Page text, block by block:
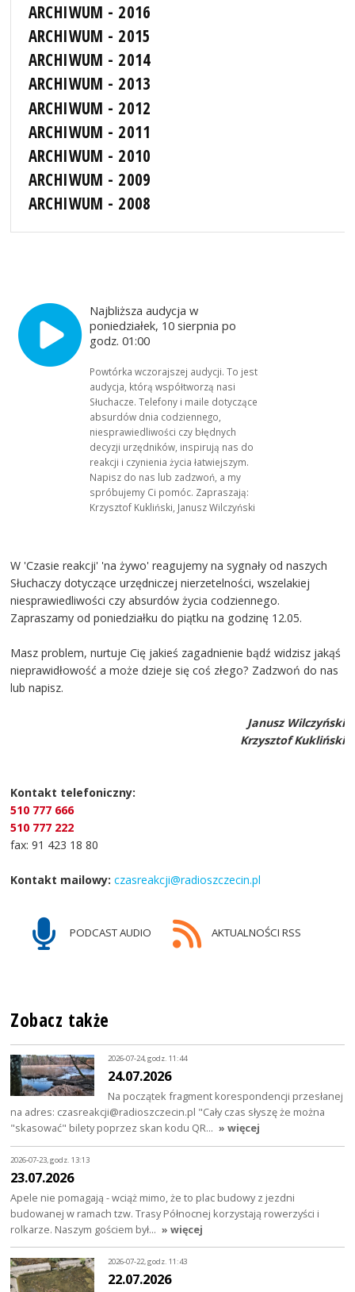
ARCHIWUM - 2016
ARCHIWUM - 2015
ARCHIWUM - 2014
ARCHIWUM - 2013
ARCHIWUM - 2012
ARCHIWUM - 2011
ARCHIWUM - 2010
ARCHIWUM - 2009
ARCHIWUM - 2008
Najbliższa audycja w
poniedziałek, 10 sierpnia po
godz. 01:00
Powtórka wczorajszej audycji. To jest
audycja, którą współtworzą nasi
Słuchacze. Telefony i maile dotyczące
absurdów dnia codziennego,
niesprawiedliwości czy błędnych
decyzji urzędników, inspirują nas do
reakcji i czynienia życia łatwiejszym.
Napisz do nas lub zadzwoń, a my
spróbujemy Ci pomóc. Zapraszają:
Krzysztof Kukliński, Janusz Wilczyński
W 'Czasie reakcji' 'na żywo' reagujemy na sygnały od naszych
Słuchaczy dotyczące urzędniczej nierzetelności, wszelakiej
niesprawiedliwości czy absurdów życia codziennego.
Zapraszamy od poniedziałku do piątku na godzinę 12.05.
Masz problem, nurtuje Cię jakieś zagadnienie bądź widzisz jakąś
nieprawidłowość a może dzieje się coś złego? Zadzwoń do nas
lub napisz.
Janusz Wilczyński
Krzysztof Kukliński
Kontakt telefoniczny:
510 777 666
510 777 222
fax: 91 423 18 80
Kontakt mailowy: czasreakcji@radioszczecin.pl
PODCAST AUDIO AKTUALNOŚCI RSS
Zobacz także
2026-07-24, godz. 11:44
24.07.2026
Na początek fragment korespondencji przesłanej
na adres: czasreakcji@radioszczecin.pl "Cały czas słyszę że można
"skasować" bilety poprzez skan kodu QR… » więcej
2026-07-23, godz. 13:13
23.07.2026
Apele nie pomagają - wciąż mimo, że to plac budowy z jezdni
budowanej w ramach tzw. Trasy Północnej korzystają rowerzyści i
rolkarze. Naszym gościem był… » więcej
2026-07-22, godz. 11:43
22.07.2026